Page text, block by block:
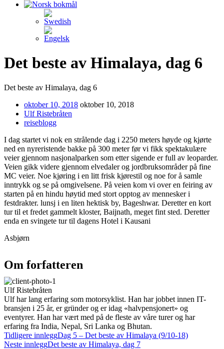
Det beste av Himalaya, dag 6
Det beste av Himalaya, dag 6
oktober 10, 2018 oktober 10, 2018
Ulf Ristebråten
reiseblogg
I dag startet vi nok en strålende dag i 2250 meters høyde og kjørte
ned en nyreristende bakke på 300 meter før vi fikk spektakulære
veier gjennom nasjonalparken som etter sigende er full av leoparder.
Veien gikk videre gjennom elvedaler og jordbruksområder på fine
MC veier. Noe kjøring i en litt frisk kjørestil og noe for å samle
inntrykk og se på omgivelsene. På veien kom vi over en feiring av
starten på en hindu høytid med stort opptog av mennesker i
festdrakter. lunsj i en liten hektisk by, Bageshwar. Deretter en kort
tur til et fredet gammelt kloster, Baijnath, meget fint sted. Deretter
enda en svingete tur til dagens Hotel i Kausani
Asbjørn
Om forfatteren
Ulf Ristebråten
Ulf har lang erfaring som motorsyklist. Han har jobbet innen IT-
bransjen i 25 år, er gründer og er idag «halvpensjonert» og
eventyrer. Han har vært med på de fleste av våre turer og har
erfaring fra India, Nepal, Sri Lanka og Bhutan.
Tidligere innleggDag 5 – Det beste av Himalaya (9/10-18)
Neste innleggDet beste av Himalaya, dag 7